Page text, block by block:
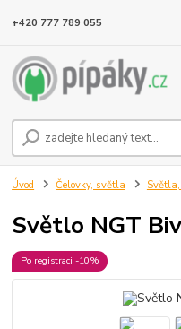
+420 777 789 055
Úvod Čelovky, světla
Světlo NGT
Po registraci -10%